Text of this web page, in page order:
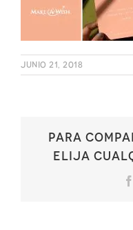
junio 21, 2018
Para
elija